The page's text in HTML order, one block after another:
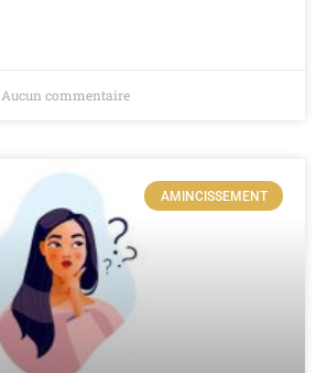
Aucun commentaire
AMINCISSEMENT